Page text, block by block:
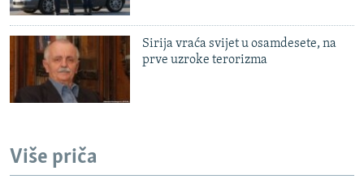
Sirija vraća svijet u osamdesete, na
prve uzroke terorizma
Više priča